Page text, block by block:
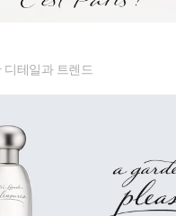
디테일과 트렌드